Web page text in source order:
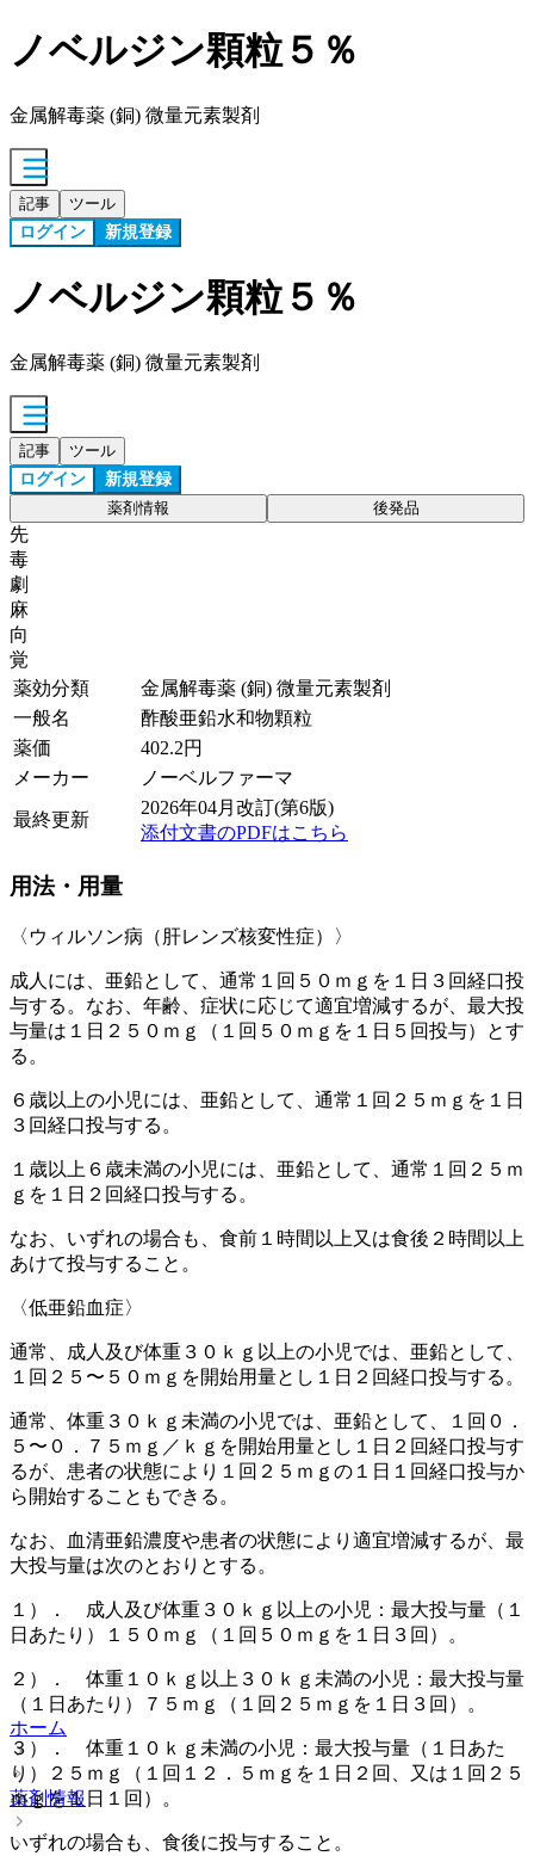
ノベルジン顆粒５％
金属解毒薬 (銅) 微量元素製剤
記事 ツール
ログイン 新規登録
ノベルジン顆粒５％
金属解毒薬 (銅) 微量元素製剤
記事 ツール
ログイン 新規登録
薬剤情報 後発品
先
毒
劇
麻
向
覚
薬効分類
金属解毒薬 (銅) 微量元素製剤
一般名
酢酸亜鉛水和物顆粒
薬価
402.2円
メーカー
ノーベルファーマ
最終更新
2026年04月改訂(第6版)
添付文書のPDFはこちら
用法・用量
〈ウィルソン病（肝レンズ核変性症）〉
成人には、亜鉛として、通常１回５０ｍｇを１日３回経口投
与する。なお、年齢、症状に応じて適宜増減するが、最大投
与量は１日２５０ｍｇ（１回５０ｍｇを１日５回投与）とす
る。
６歳以上の小児には、亜鉛として、通常１回２５ｍｇを１日
３回経口投与する。
１歳以上６歳未満の小児には、亜鉛として、通常１回２５ｍ
ｇを１日２回経口投与する。
なお、いずれの場合も、食前１時間以上又は食後２時間以上
あけて投与すること。
〈低亜鉛血症〉
通常、成人及び体重３０ｋｇ以上の小児では、亜鉛として、
１回２５〜５０ｍｇを開始用量とし１日２回経口投与する。
通常、体重３０ｋｇ未満の小児では、亜鉛として、１回０．
５〜０．７５ｍｇ／ｋｇを開始用量とし１日２回経口投与す
るが、患者の状態により１回２５ｍｇの１日１回経口投与か
ら開始することもできる。
なお、血清亜鉛濃度や患者の状態により適宜増減するが、最
大投与量は次のとおりとする。
１）． 成人及び体重３０ｋｇ以上の小児：最大投与量（１
日あたり）１５０ｍｇ（１回５０ｍｇを１日３回）。
２）． 体重１０ｋｇ以上３０ｋｇ未満の小児：最大投与量
（１日あたり）７５ｍｇ（１回２５ｍｇを１日３回）。
３）． 体重１０ｋｇ未満の小児：最大投与量（１日あた
り）２５ｍｇ（１回１２．５ｍｇを１日２回、又は１回２５
ｍｇを１日１回）。
いずれの場合も、食後に投与すること。
ホーム
薬剤情報